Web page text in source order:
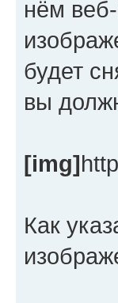
нём
будет
вы
[img]
Как